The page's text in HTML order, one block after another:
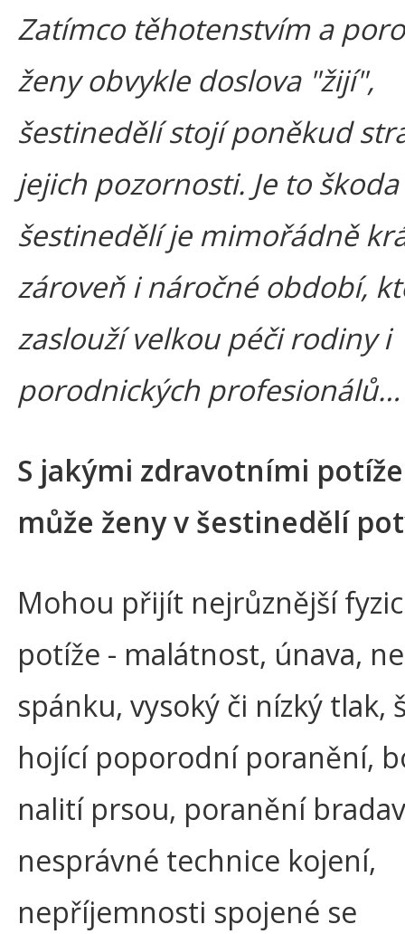
Zatímco těhotenstvím a
ženy obvykle doslova "žijí",
šestinedělí stojí poněkud
jejich pozornosti. Je to škoda
šestinedělí je mimořádně
zároveň i náročné období,
zaslouží velkou péči rodiny i
porodnických profesionálů…
S jakými zdravotními
může ženy v šestinedělí
Mohou přijít nejrůznější
potíže - malátnost, únava,
spánku, vysoký či nízký tlak,
hojící poporodní poranění,
nalití prsou, poranění
nesprávné technice kojení,
nepříjemnosti spojené se